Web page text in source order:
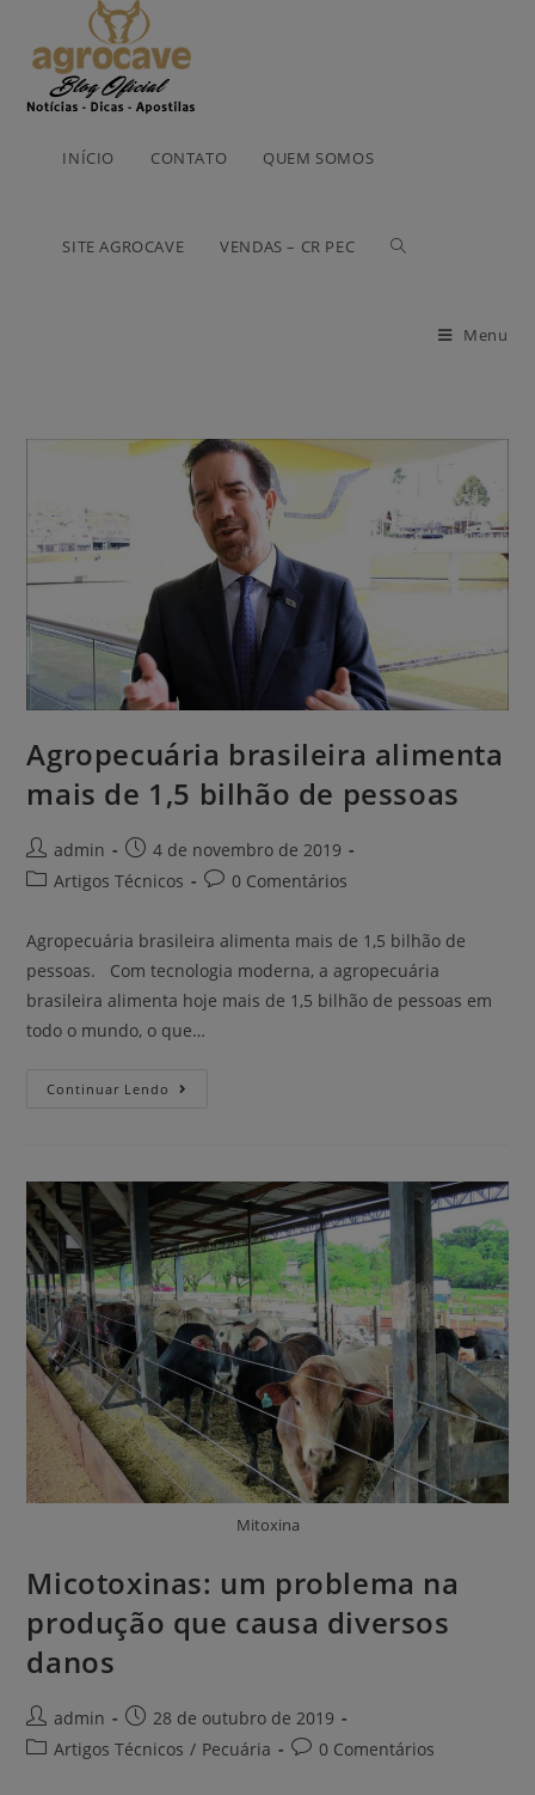
INÍCIO CONTATO QUEM SOMOS
SITE AGROCAVE VENDAS – CR PEC
Menu
Agropecuária brasileira alimenta
mais de 1,5 bilhão de pessoas
admin
4 de novembro de 2019
Artigos Técnicos
0 Comentários
Agropecuária brasileira alimenta mais de 1,5 bilhão de
pessoas. Com tecnologia moderna, a agropecuária
brasileira alimenta hoje mais de 1,5 bilhão de pessoas em
todo o mundo, o que…
Continuar Lendo
Mitoxina
Micotoxinas: um problema na
produção que causa diversos
danos
admin
28 de outubro de 2019
Artigos Técnicos / Pecuária 0 Comentários